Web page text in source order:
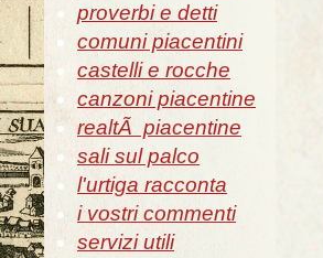
proverbi e detti
comuni piacentini
castelli e rocche
canzoni piacentine
realtÃ piacentine
sali sul palco
l'urtiga racconta
i vostri commenti
servizi utili